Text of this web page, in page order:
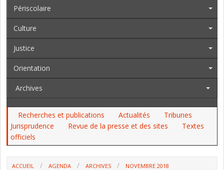
Périscolaire
Culture
Justice
Orientation
Archives
Recherches et publications Actualités
Tribunes
Jurisprudence
Revue de la presse et des sites
Textes
officiels
ACCUEIL AGENDA ARCHIVES NOVEMBRE 2018